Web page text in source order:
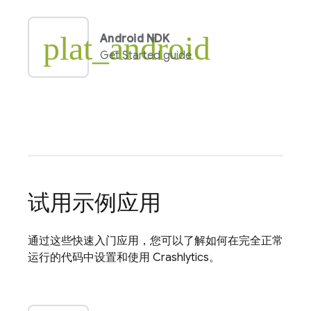
plat_android
Android NDK
Get Started guide
试用示例应用
通过这些快速入门应用，您可以了解如何在完全正常
运行的代码中设置和使用 Crashlytics。